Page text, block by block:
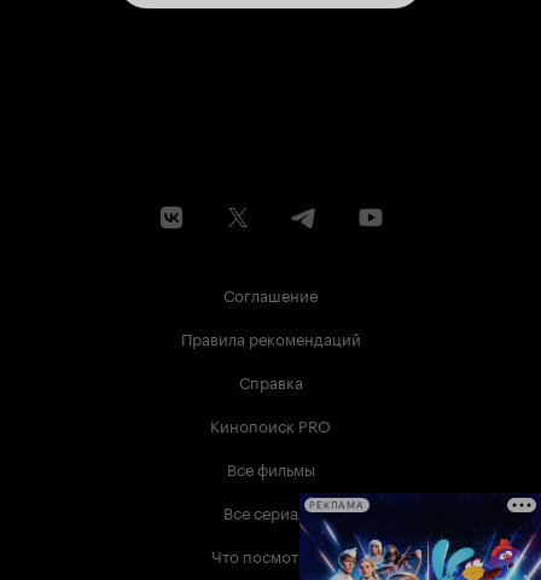
Соглашение
Правила рекомендаций
Справка
Кинопоиск PRO
Все фильмы
Все сериалы
Что посмотреть
РЕКЛАМА